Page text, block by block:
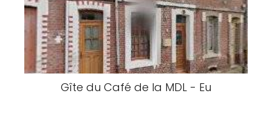
Gîte du Café de la MDL - Eu